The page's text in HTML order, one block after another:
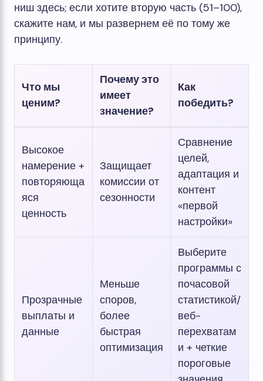
ниш здесь; если хотите вторую часть (51–100),
скажите нам, и мы развернем её по тому же
принципу.
Что мы
ценим?
Почему это
имеет
значение?
Как
победить?
Высокое
намерение +
повторяюща
яся
ценность
Защищает
комиссии от
сезонности
Сравнение
целей,
адаптация и
контент
«первой
настройки»
Прозрачные
выплаты и
данные
Меньше
споров,
более
быстрая
оптимизация
Выберите
программы с
почасовой
статистикой/
веб-
перехватам
и + четкие
пороговые